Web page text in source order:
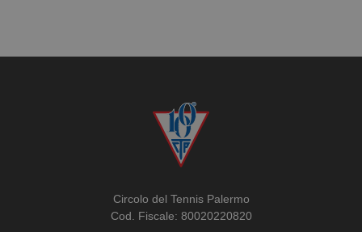
Circolo del Tennis Palermo
Cod. Fiscale: 80020220820